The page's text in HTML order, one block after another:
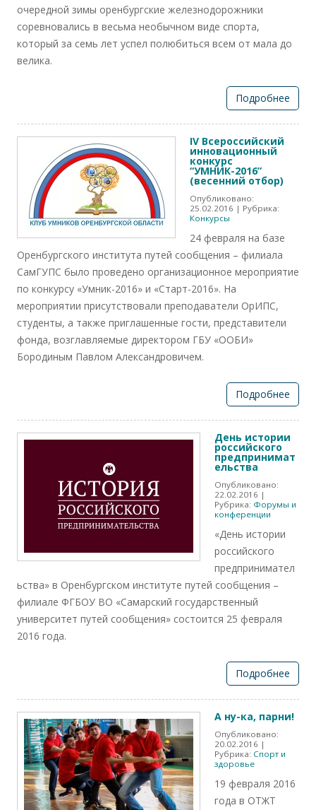
очередной зимы оренбургские железнодорожники
соревновались в весьма необычном виде спорта,
который за семь лет успел полюбиться всем от мала до
велика.
Подробнее
IV Всероссийский
инновационный
конкурс
“УМНИК-2016”
(весенний отбор)
Опубликовано:
25.02.2016 | Рубрика:
Конкурсы
24 февраля на базе
Оренбургского института путей сообщения – филиала
СамГУПС было проведено организационное мероприятие
по конкурсу «Умник-2016» и «Старт-2016». На
мероприятии присутствовали преподаватели ОрИПС,
студенты, а также приглашенные гости, представители
фонда, возглавляемые директором ГБУ «ООБИ»
Бородиным Павлом Александровичем.
Подробнее
День истории
российского
предпринимат
ельства
Опубликовано:
22.02.2016 |
Рубрика: Форумы и
конференции
«День истории
российского
предпринимател
ьства» в Оренбургском институте путей сообщения –
филиале ФГБОУ ВО «Самарский государственный
университет путей сообщения» состоится 25 февраля
2016 года.
Подробнее
А ну-ка, парни!
Опубликовано:
20.02.2016 |
Рубрика: Спорт и
здоровье
19 февраля 2016
года в ОТЖТ